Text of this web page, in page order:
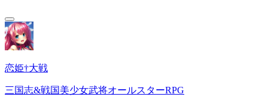
恋姫†大戦
三国志&戦国美少女武将オールスターRPG